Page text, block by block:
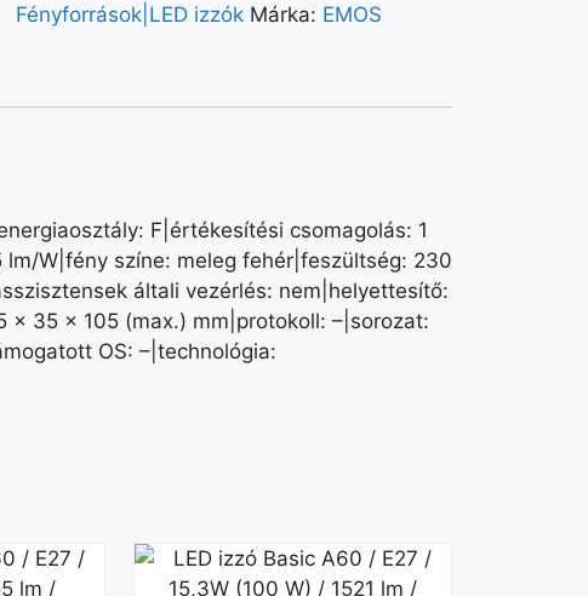
Fényforrások|LED izzók Márka: EMOS
F|értékesítési csomagolás: 1
W|fény színe: meleg fehér|feszültség: 230
általi vezérlés: nem|helyettesítő:
35 × 105 (max.) mm|protokoll: –|sorozat:
OS: –|technológia: